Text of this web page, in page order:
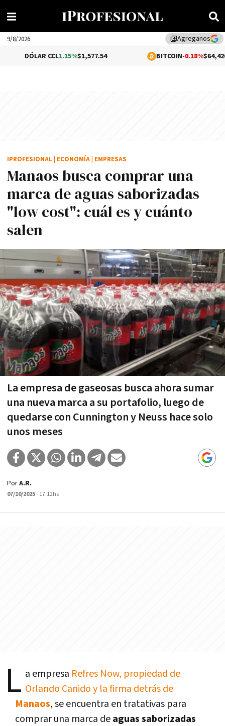
library_addAgreganos
9/8/2026
1.15%$1,577.54 -0.18%$64,426.00
Manaos busca comprar una
marca de aguas saborizadas
"low cost": cuál es y cuánto
salen
La empresa de gaseosas busca ahora sumar
una nueva marca a su portafolio, luego de
quedarse con Cunnington y Neuss hace solo
unos meses
IPROFESIONAL ECONOMÍA EMPRESAS
PorA.R.
07/10/2025- 17:12hs
L a empresa Refres Now, propiedad de
Orlando Canido y la firma detrás de
Manaos, se encuentra en tratativas para
comprar una marca deaguas saborizadas